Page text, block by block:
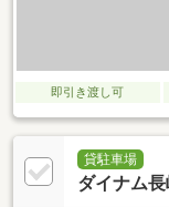
即引き渡し可
貸駐車場
ダイナム